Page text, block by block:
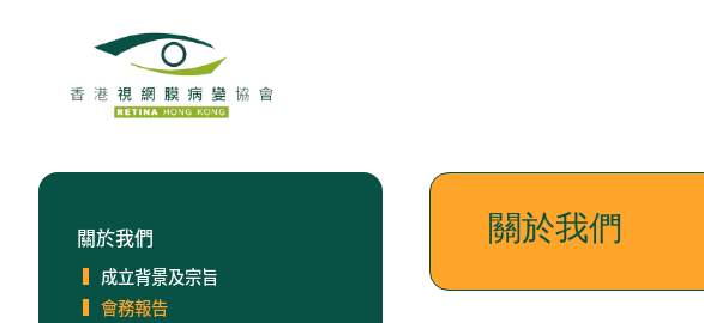
關於我們
成立背景及宗旨
會務報告
關於我們